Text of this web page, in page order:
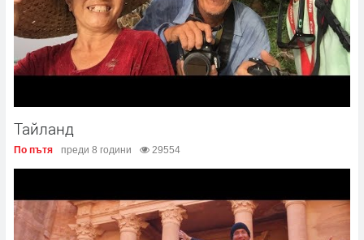
Тайланд
По пътя преди 8 години 29554